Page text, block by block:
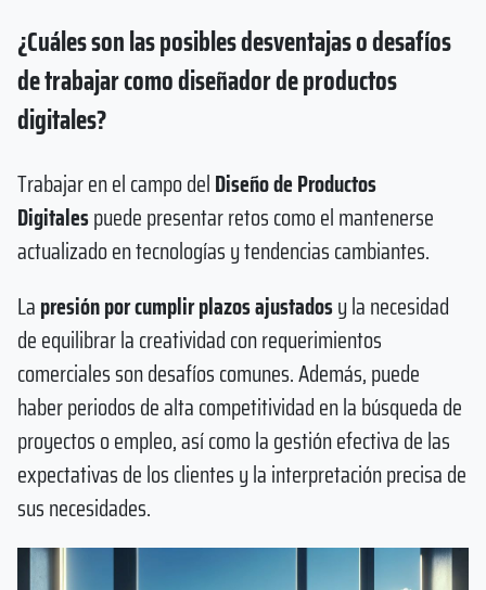
¿Cuáles son las posibles desventajas o desafíos
de trabajar como diseñador de productos
digitales?
Trabajar en el campo delDiseño de Productos
Digitalespuede presentar retos como el mantenerse
actualizado en tecnologías y tendencias cambiantes.
Lapresión por cumplir plazos ajustadosy la necesidad
de equilibrar la creatividad con requerimientos
comerciales son desafíos comunes. Además, puede
haber periodos de alta competitividad en la búsqueda de
proyectos o empleo, así como la gestión efectiva de las
expectativas de los clientes y la interpretación precisa de
sus necesidades.